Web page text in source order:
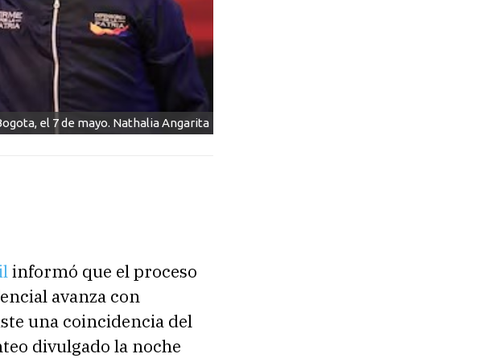
el 7 de mayo. Nathalia Angarita
informó que el proceso
avanza con
una coincidencia del
divulgado la noche